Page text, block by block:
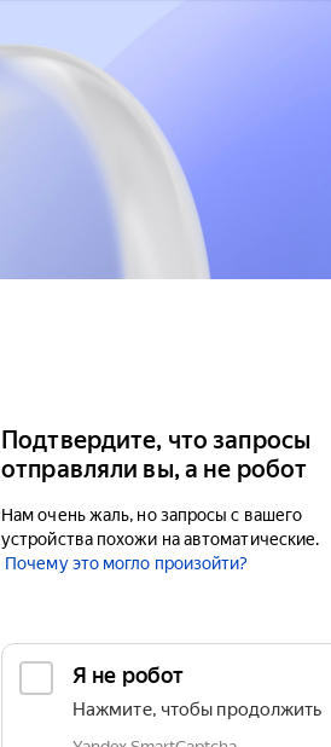
Подтвердите, что запросы
отправляли вы, а не робот
Нам очень жаль, но запросы с вашего
устройства похожи на автоматические.
Почему это могло произойти?